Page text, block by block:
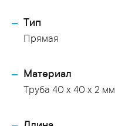
Тип
Прямая
Материал
Труба 40 x 40 x 2 мм